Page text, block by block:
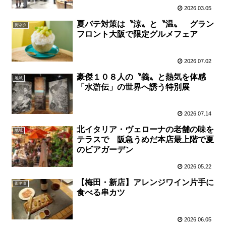
2026.03.05
街ネタ
夏バテ対策は〝涼〟と〝温〟 グラン
フロント大阪で限定グルメフェア
2026.07.02
地域
豪傑１０８人の〝義〟と熱気を体感
「水滸伝」の世界へ誘う特別展
2026.07.14
地域
北イタリア・ヴェローナの老舗の味を
テラスで 阪急うめだ本店最上階で夏
のビアガーデン
2026.05.22
街ネタ
【梅田・新店】アレンジワイン片手に
食べる串カツ
2026.06.05